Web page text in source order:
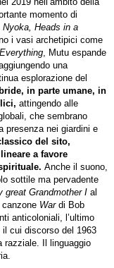
momento di
Nyoka, Heads in a
i vasi archetipici come
, Mutu espande
una
esplorazione del
in parte umane, in
attingendo alle
che sembrano
presenza nei giardini e
del sito,
a favore
Anche il suono,
sottile ma pervadente
great Grandmother I al
Wardi Bob
anticoloniali, l’ultimo
il cui discorso del 1963
razziale. Il linguaggio